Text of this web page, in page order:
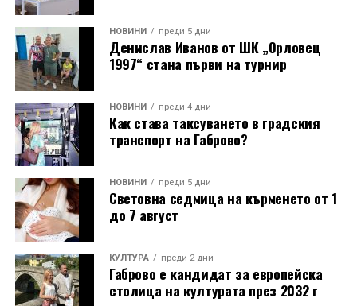
НОВИНИ преди 5 дни
Денислав Иванов от ШК „Орловец
1997“ стана първи на турнир
НОВИНИ преди 4 дни
Как става таксуването в градския
транспорт на Габрово?
НОВИНИ преди 5 дни
Световна седмица на кърменето от 1
до 7 август
КУЛТУРА преди 2 дни
Габрово е кандидат за европейска
столица на културата през 2032 г